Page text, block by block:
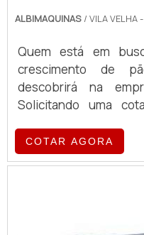
ALBIMAQUINAS / VILA VELHA
Quem está em
crescimento de
descobrirá na
Solicitando uma
referência de
atuação.MAIS
Albimáquinas. Com
COTAR AGORA